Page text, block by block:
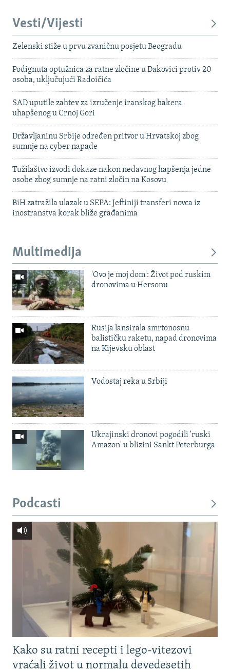
Vesti/Vijesti
Zelenski stiže u prvu zvaničnu posjetu Beogradu
Podignuta optužnica za ratne zločine u Đakovici protiv 20
osoba, uključujući Radoičića
SAD uputile zahtev za izručenje iranskog hakera
uhapšenog u Crnoj Gori
Državljaninu Srbije određen pritvor u Hrvatskoj zbog
sumnje na cyber napade
Tužilaštvo izvodi dokaze nakon nedavnog hapšenja jedne
osobe zbog sumnje na ratni zločin na Kosovu
BiH zatražila ulazak u SEPA: Jeftiniji transferi novca iz
inostranstva korak bliže građanima
Multimedija
'Ovo je moj dom': Život pod ruskim
dronovima u Hersonu
Rusija lansirala smrtonosnu
balističku raketu, napad dronovima
na Kijevsku oblast
Vodostaj reka u Srbiji
Ukrajinski dronovi pogodili 'ruski
Amazon' u blizini Sankt Peterburga
Podcasti
Kako su ratni recepti i lego-vitezovi
vraćali život u normalu devedesetih